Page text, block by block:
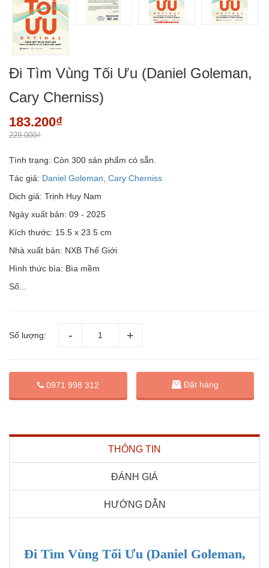
Đi Tìm Vùng Tối Ưu (Daniel Goleman,
Cary Cherniss)
183.200₫
229.000₫
Tình trạng: Còn 300 sản phẩm có sẵn.
Tác giả: Daniel Goleman, Cary Cherniss
Dịch giả: Trịnh Huy Nam
Ngày xuất bản: 09 - 2025
Kích thước: 15.5 x 23.5 cm
Nhà xuất bản: NXB Thế Giới
Hình thức bìa: Bìa mềm
Số...
Số lượng:
0971 998 312 Đặt hàng
THÔNG TIN
ĐÁNH GIÁ
HƯỚNG DẪN
Đi Tìm Vùng Tối Ưu (Daniel Goleman,